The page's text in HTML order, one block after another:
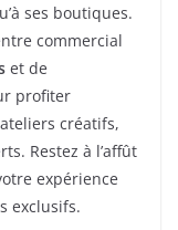
ses boutiques.
commercial
et de
profiter
créatifs,
Restez à l’affût
expérience
exclusifs.